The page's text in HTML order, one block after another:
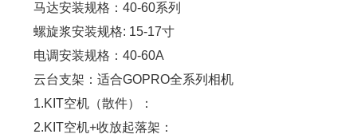
马达安装规格：40-60系列
螺旋浆安装规格: 15-17寸
电调安装规格：40-60A
云台支架：适合GOPRO全系列相机
1.KIT空机（散件）：
2.KIT空机+收放起落架：